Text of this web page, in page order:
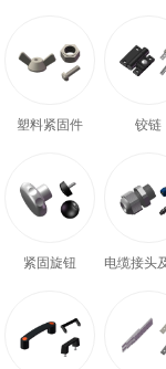
塑料紧固件 铰链
紧固旋钮